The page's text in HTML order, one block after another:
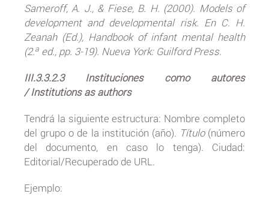
Sameroff, A. J., & Fiese, B. H. (2000). Models of
development and developmental risk. En C. H.
Zeanah (Ed.), Handbook of infant mental health
(2.aed., pp. 3-19). Nueva York: Guilford Press.
III.3.3.2.3 Instituciones como autores
/ Institutions as authors
Tendrá la siguiente estructura: Nombre completo
del grupo o de la institución (año). Título(número
del documento, en caso lo tenga). Ciudad:
Editorial/Recuperado de URL.
Ejemplo: